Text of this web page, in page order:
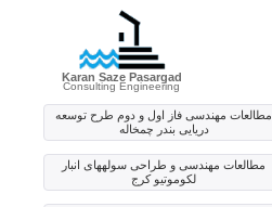
Karan Saze Pasargad
Consulting Engineering
مطالعات مهندسی فاز اول و دوم طرح توسعه
دریایی بندر چمخاله
مطالعات مهندسی و طراحی سوله‏های انبار
لکوموتیو کرج